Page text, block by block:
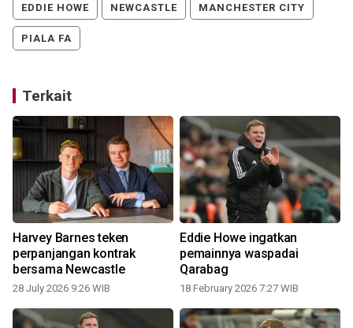
EDDIE HOWE NEWCASTLE MANCHESTER CITY
PIALA FA
Terkait
Harvey Barnes teken
perpanjangan kontrak
bersama Newcastle
28 July 2026 9:26 WIB
Eddie Howe ingatkan
pemainnya waspadai
Qarabag
18 February 2026 7:27 WIB